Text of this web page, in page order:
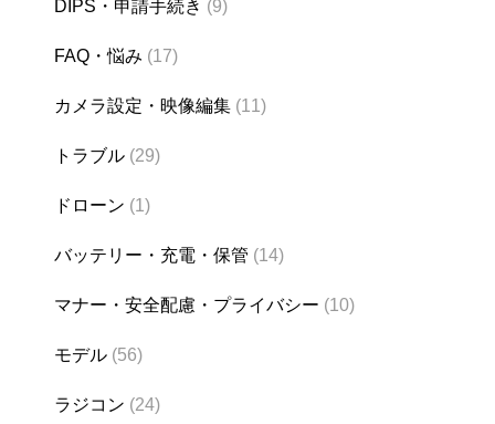
DIPS・申請手続き (9)
FAQ・悩み (17)
カメラ設定・映像編集 (11)
トラブル (29)
ドローン (1)
バッテリー・充電・保管 (14)
マナー・安全配慮・プライバシー (10)
モデル (56)
ラジコン (24)